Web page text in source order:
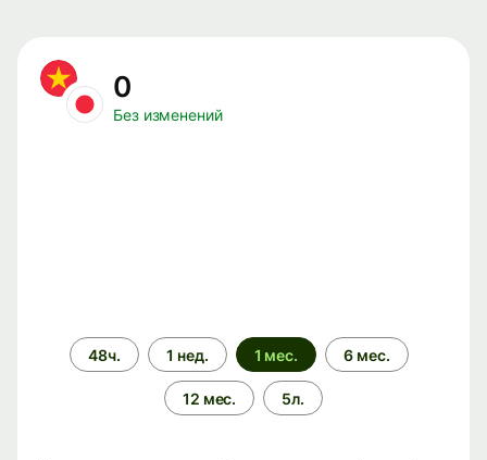
0
Без изменений
Период
времени
48ч. 1 нед. 1 мес. 6 мес.
12 мес. 5л.